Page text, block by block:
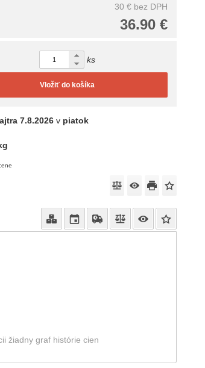
30 € bez DPH
36.90 €
ks
Vložiť do košíka
7.8.2026 v piatok
žiadny graf histórie cien